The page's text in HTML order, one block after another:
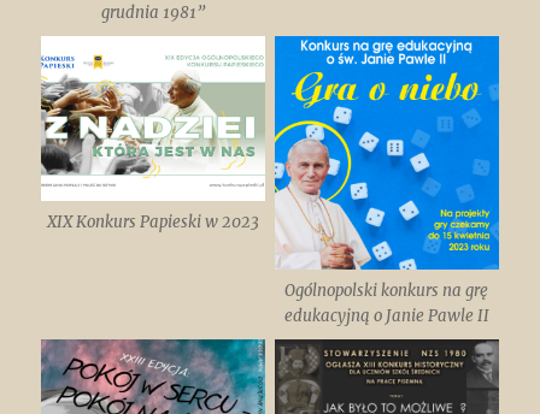
grudnia 1981”
XIX Konkurs Papieski w 2023
Ogólnopolski konkurs na grę
edukacyjną o Janie Pawle II